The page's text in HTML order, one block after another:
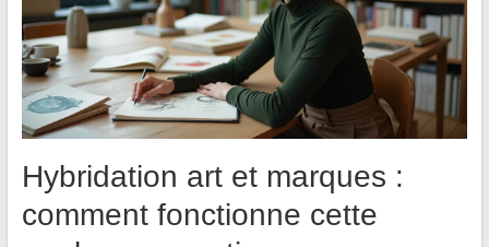
Hybridation art et marques :
comment fonctionne cette